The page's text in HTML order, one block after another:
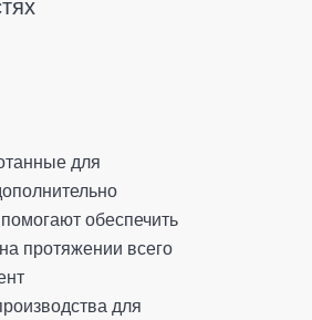
для
обеспечить
протяжении всего
для